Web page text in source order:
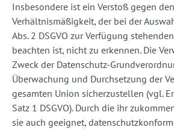
Insbesondere ist ein Verstoß gegen
Verhältnismäßigkeit, der bei der
Abs. 2 DSGVO zur Verfügung
beachten ist, nicht zu erkennen. Die
Zweck der Datenschutz-
Überwachung und Durchsetzung der
gesamten Union sicherzustellen (vgl.
Satz 1 DSGVO). Durch die ihr
sie auch geeignet,